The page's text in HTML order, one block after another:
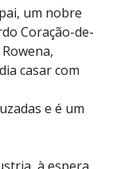
um nobre
Coração-de-
casar com
e é um